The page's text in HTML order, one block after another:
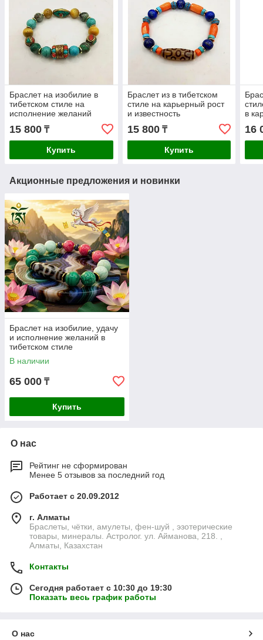
Браслет на изобилие в
тибетском стиле на
исполнение желаний
15 800 ₸
Купить
Браслет из в тибетском
стиле на карьерный рост
и известность
15 800₸
Купить
в
16
Акционные предложения и новинки
Браслет на изобилие, удачу
и исполнение желаний в
тибетском стиле
В наличии
65 000 ₸
Купить
О нас
Рейтинг не сформирован
Менее 5 отзывов за последний год
Работает с 20.09.2012
г. Алматы
Браслеты, чётки, амулеты, фен-шуй , эзотерические
товары, минералы. Астролог. ул. Айманова, 218. ,
Алматы, Казахстан
Контакты
Сегодня работает с 10:30 до 19:30
Показать весь график работы
О нас